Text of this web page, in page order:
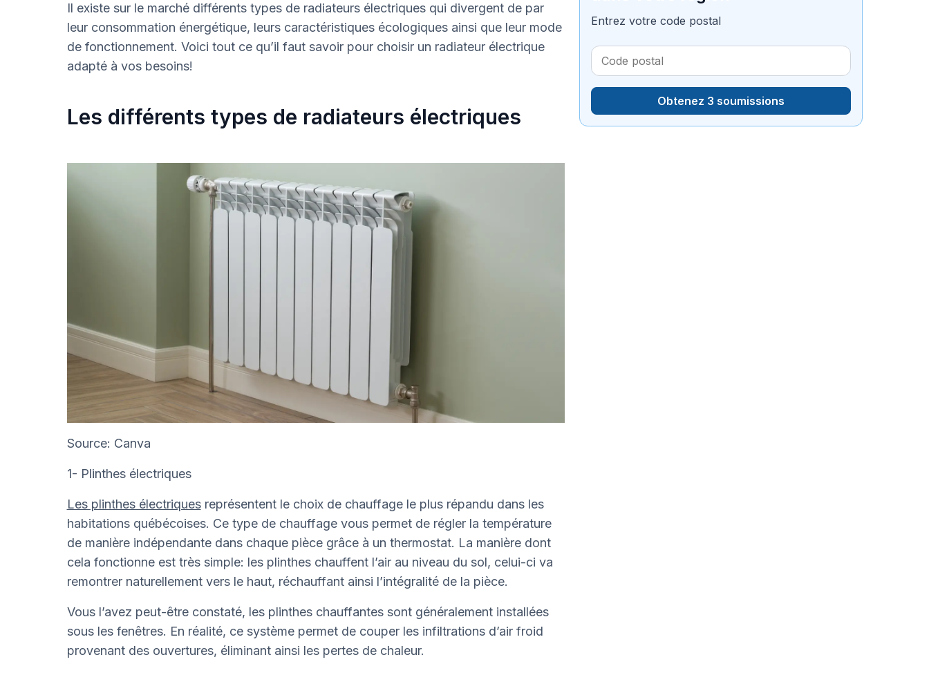
Il existe sur le marché différents types de radiateurs électriques qui divergent de par
leur consommation énergétique, leurs caractéristiques écologiques ainsi que leur mode
de fonctionnement. Voici tout ce qu’il faut savoir pour choisir un radiateur électrique
adapté à vos besoins!
Les différents types de radiateurs électriques
Source: Canva
1- Plinthes électriques
Les plinthes électriquesreprésentent le choix de chauffage le plus répandu dans les
habitations québécoises. Ce type de chauffage vous permet de régler la température
de manière indépendante dans chaque pièce grâce à un thermostat. La manière dont
cela fonctionne est très simple: les plinthes chauffent l’air au niveau du sol, celui-ci va
remontrer naturellement vers le haut, réchauffant ainsi l’intégralité de la pièce.
Vous l’avez peut-être constaté, les plinthes chauffantes sont généralement installées
sous les fenêtres. En réalité, ce système permet de couper les infiltrations d’air froid
provenant des ouvertures, éliminant ainsi les pertes de chaleur.
Entrez votre code postal
Obtenez 3 soumissions